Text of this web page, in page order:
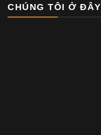
CHÚNG TÔI Ở ĐÂY